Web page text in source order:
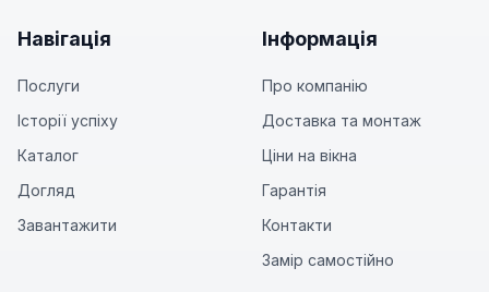
Навігація
Послуги
Історії успіху
Каталог
Догляд
Завантажити
Інформація
Про компанію
Доставка та монтаж
Ціни на вікна
Гарантія
Контакти
Замір самостійно